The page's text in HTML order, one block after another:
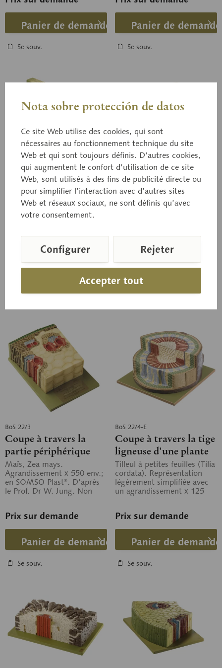
Panier de demande
Se souv.
Panier de demande
Se souv.
BoS 21/1
Coupe à travers un
rameau de tilleul de
deux ans
Tilia sp.; agrandissement x
350 env.; en SOMSO Plast®.
Prix sur demande
Panier de demande
BoS 22
Série de modèles de
mitose végétale
Agrandissement x 4 500
Prix sur demande
Panier de demande
BoS 22/3
Coupe à travers la
partie périphérique
d'une tige de
monocotylédone
Maïs, Zea mays.
Agrandissement x 550 env.;
en SOMSO Plast®. D'après
le Prof. Dr W. Jung. Non
Prix sur demande
Panier de demande
Se souv.
BoS 22/4-E
Coupe à travers la tige
ligneuse d'une plante
dicotylédone
Tilleul à petites feuilles (Tilia
cordata). Représentation
légèrement simplifiée avec
un agrandissement x 125
Prix sur demande
Panier de demande
Se souv.
Nota sobre protección de datos
Ce site Web utilise des cookies, qui sont
nécessaires au fonctionnement technique du site
Web et qui sont toujours définis. D’autres cookies,
qui augmentent le confort d’utilisation de ce site
Web, sont utilisés à des fins de publicité directe ou
pour simplifier l’interaction avec d’autres sites
Web et réseaux sociaux, ne sont définis qu’avec
votre consentement.
Accepter tout
Configurer Rejeter